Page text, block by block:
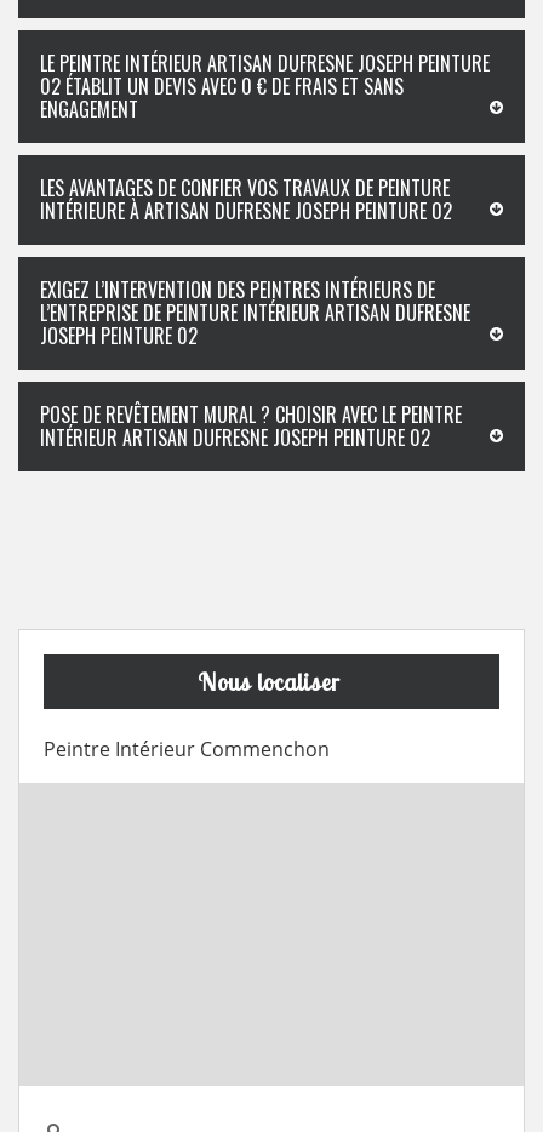
LE PEINTRE INTÉRIEUR ARTISAN DUFRESNE JOSEPH PEINTURE
02 ÉTABLIT UN DEVIS AVEC 0 € DE FRAIS ET SANS
ENGAGEMENT
LES AVANTAGES DE CONFIER VOS TRAVAUX DE PEINTURE
INTÉRIEURE À ARTISAN DUFRESNE JOSEPH PEINTURE 02
EXIGEZ L’INTERVENTION DES PEINTRES INTÉRIEURS DE
L’ENTREPRISE DE PEINTURE INTÉRIEUR ARTISAN DUFRESNE
JOSEPH PEINTURE 02
POSE DE REVÊTEMENT MURAL ? CHOISIR AVEC LE PEINTRE
INTÉRIEUR ARTISAN DUFRESNE JOSEPH PEINTURE 02
Nous localiser
Peintre Intérieur Commenchon